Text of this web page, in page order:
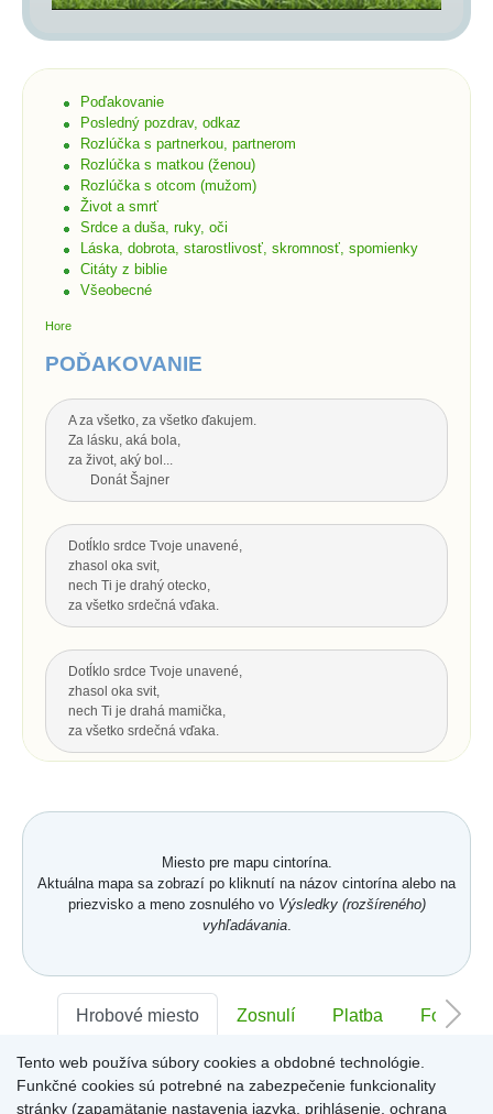
Poďakovanie
Posledný pozdrav, odkaz
Rozlúčka s partnerkou, partnerom
Rozlúčka s matkou (ženou)
Rozlúčka s otcom (mužom)
Život a smrť
Srdce a duša, ruky, oči
Láska, dobrota, starostlivosť, skromnosť, spomienky
Citáty z biblie
Všeobecné
Hore
POĎAKOVANIE
A za všetko, za všetko ďakujem.
Za lásku, aká bola,
za život, aký bol...
Donát Šajner
Dotĺklo srdce Tvoje unavené,
zhasol oka svit,
nech Ti je drahý otecko,
za všetko srdečná vďaka.
Dotĺklo srdce Tvoje unavené,
zhasol oka svit,
nech Ti je drahá mamička,
za všetko srdečná vďaka.
čo s vďakou dnes Ti môžem dať...
a potom už len spomínať.
Hore
Nech je vôľa Tvoja nám všetkým,
ako vtákom je a hmyzu,
S. K. Neumann
Miesto pre mapu cintorína.
Aktuálna mapa sa zobrazí po kliknutí na názov cintorína alebo na
priezvisko a meno zosnulého vo Výsledky (rozšíreného)
vyhľadávania.
Hrobové miesto Zosnulí Platba Foto
Sektor:- Rad:- Číslo:-
Tento web používa súbory cookies a obdobné technológie.
Funkčné cookies sú potrebné na zabezpečenie funkcionality
stránky (zapamätanie nastavenia jazyka, prihlásenie, ochrana